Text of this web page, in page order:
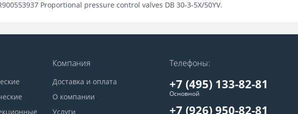
Proportional pressure control valves DB 30-3-5X/50YV.
Компания
Доставка и оплата
О компании
Услуги
Телефоны:
+7 (495) 133-82-81
Основной
+7 (926) 950-82-81